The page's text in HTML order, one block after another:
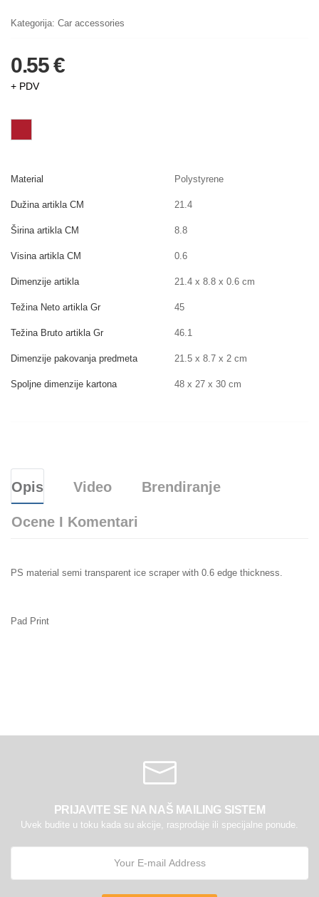
Kategorija: Car accessories
0.55 €
+ PDV
Material Polystyrene
Dužina artikla CM 21.4
Širina artikla CM 8.8
Visina artikla CM 0.6
Dimenzije artikla 21.4 x 8.8 x 0.6 cm
Težina Neto artikla Gr 45
Težina Bruto artikla Gr 46.1
Dimenzije pakovanja predmeta 21.5 x 8.7 x 2 cm
Spoljne dimenzije kartona 48 x 27 x 30 cm
Opis Video Brendiranje
Ocene I Komentari
PS material semi transparent ice scraper with 0.6 edge thickness.
Pad Print
PRIJAVITE SE NA NAŠ MAILING SISTEM
Uvek budite u toku kada su akcije, rasprodaje ili specijalne ponude.